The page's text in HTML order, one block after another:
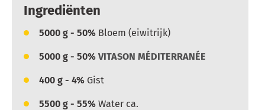
Ingrediënten
5000 g - 50% Bloem (eiwitrijk)
5000 g - 50% VITASON MÉDITERRANÉE
400 g - 4% Gist
5500 g - 55% Water ca.